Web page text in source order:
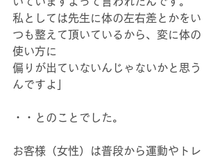
私としては先生に体の左右差とかをい
つも整えて頂いているから、変に体の
使い方に
偏りが出ていないんじゃないかと思う
んですよ」
・・とのことでした。
お客様（女性）は普段から運動やトレ